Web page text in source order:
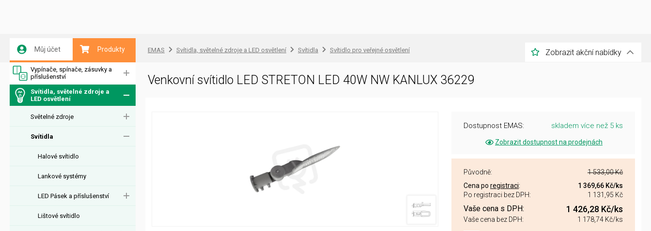
Můj účet Produkty
Vypínače, spínače, zásuvky a
příslušenství
Svítidla, světelné zdroje a
LED osvětlení
Světelné zdroje
Svítidla
Halové svítidlo
Lankové systémy
LED Pásek a příslušenství
Lištové svítidlo
EMAS Svítidla, světelné zdroje a LED osvětlení Svítidla Svítidlo pro veřejné osvětlení Zobrazit akční nabídky
Venkovní svítidlo LED STRETON LED 40W NW KANLUX 36229
Dostupnost EMAS: skladem více než 5 ks
Zobrazit dostupnost na prodejnách
Původně:
1 533,00 Kč
Cena po registraci: 1 369,66 Kč/ks
Po registraci bez DPH:
1 131,95 Kč
Vaše cena s DPH: 1 426,28 Kč/ks
Vaše cena bez DPH: 1 178,74 Kč/ks